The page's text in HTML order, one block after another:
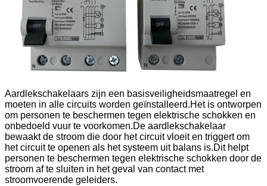
Aardlekschakelaars zijn een basisveiligheidsmaatregel en
moeten in alle circuits worden geïnstalleerd.Het is ontworpen
om personen te beschermen tegen elektrische schokken en
onbedoeld vuur te voorkomen.De aardlekschakelaar
bewaakt de stroom die door het circuit vloeit en triggert om
het circuit te openen als het systeem uit balans is.Dit helpt
personen te beschermen tegen elektrische schokken door de
stroom af te sluiten in het geval van contact met
stroomvoerende geleiders.